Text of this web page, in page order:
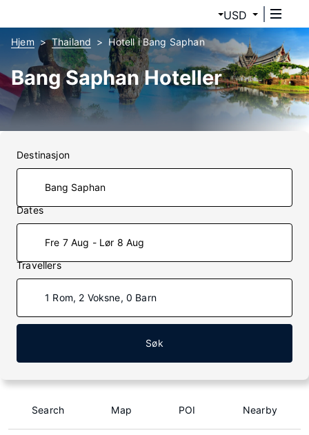
USD
Hjem Thailand Hotell i Bang Saphan
Bang Saphan Hoteller
Destinasjon
Dates
Fre 7 Aug - Lør 8 Aug
Travellers
1 Rom, 2 Voksne, 0 Barn
Søk
Search Map POI Nearby